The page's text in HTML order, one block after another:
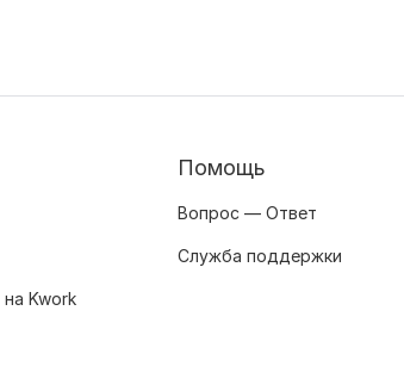
Kwork
Помощь
Вопрос — Ответ
Служба поддержки